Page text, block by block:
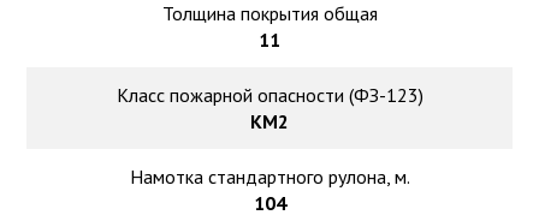
Толщина покрытия общая
11
Класс пожарной опасности (ФЗ-123)
КМ2
Намотка стандартного рулона, м.
104